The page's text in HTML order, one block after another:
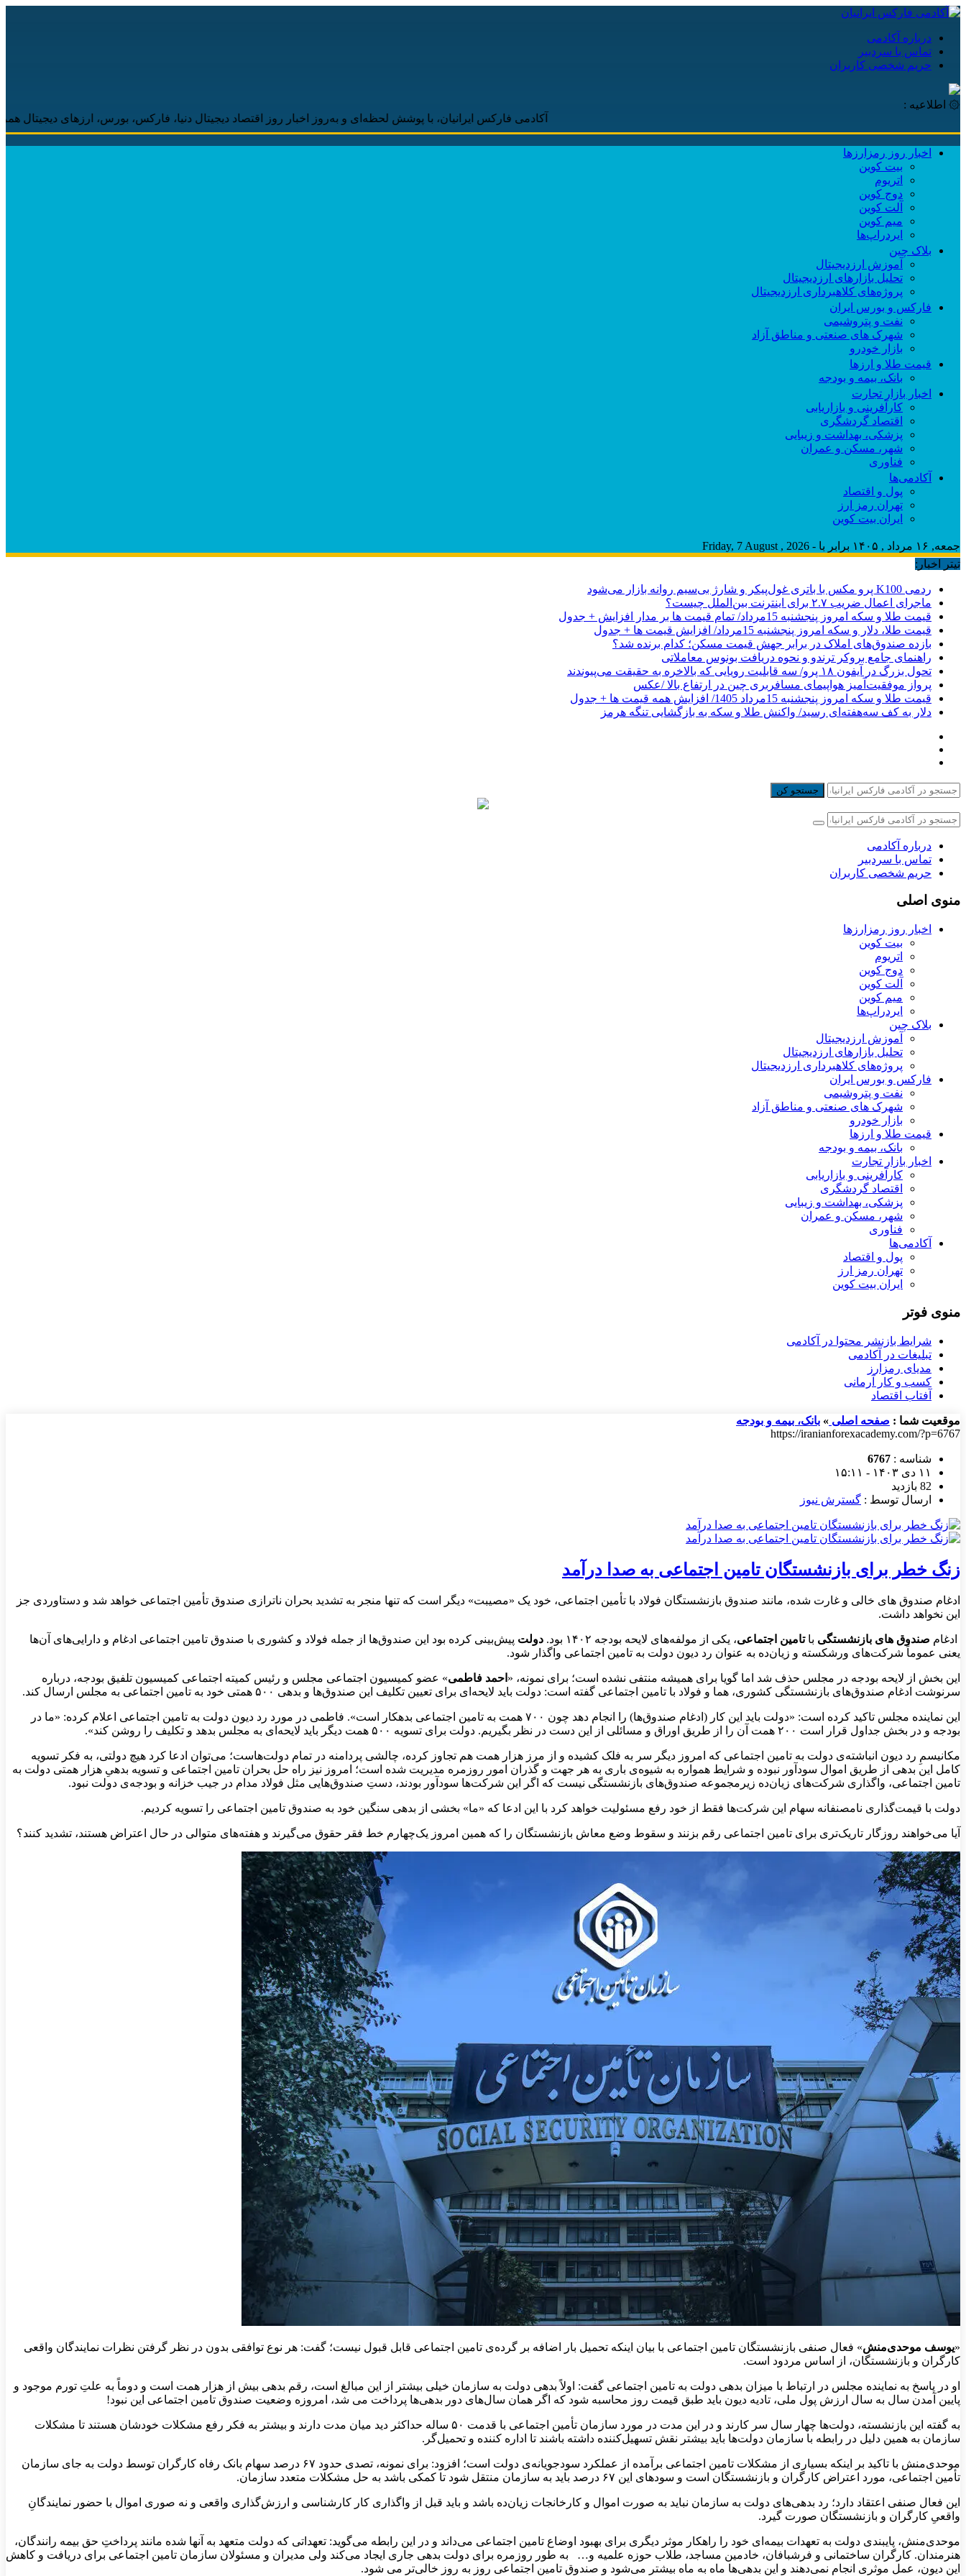
درباره آکادمی
تماس با سردبیر
حریم شخصی کاربران
۞ اطلاعیه :
آکادمی فارکس ایرانیان، با پوشش لحظه‌ای و به‌روز اخبار روز اقتصاد دیجیتال دنیا، فارکس، بورس، ارزهای دیجیتال همراه شما
اخبار روز رمزارزها
بیت کوین
اتریوم
دوج کوین
آلت کوین
میم کوین‌
ایردراپ‌ها
بلاک چین
آموزش ارزدیجیتال
تحلیل بازارهای ارزدیجیتال
پروژه‌های کلاهبرداری ارزدیجیتال
فارکس و بورس ایران
نفت و پتروشیمی
شهرک های صنعتی و مناطق آزاد
بازار خودرو
قیمت طلا و ارزها
بانک، بیمه و بودجه
اخبار بازار تجارت
کارآفرینی و بازاریابی
اقتصاد گردشگری
پزشکی، بهداشت و زیبایی
شهر، مسکن و عمران
فناوری
آکادمی‌ها
پول و اقتصاد
تهران رمز ارز
ایران بیت کوین
جمعه, ۱۶ مرداد , ۱۴۰۵ برابر با - Friday, 7 August , 2026
تیتر اخبار:
ردمی K100 پرو مکس با باتری غول‌پیکر و شارژ بی‌سیم روانه بازار می‌شود
ماجرای اعمال ضریب ۲.۷ برای اینترنت بین‌الملل چیست؟
قیمت طلا و سکه امروز پنجشنبه 15مرداد/ تمام قیمت ها بر مدار افزایش + جدول
قیمت طلا، دلار و سکه امروز پنجشنبه 15مرداد/ افزایش قیمت ها + جدول
بازده صندوق‌های املاک در برابر جهش قیمت مسکن؛ کدام برنده شد؟
راهنمای جامع بروکر ترندو و نحوه دریافت بونوس معاملاتی
تحول بزرگ در آیفون ۱۸ پرو/ سه قابلیت رویایی که بالاخره به حقیقت می‌پیوندند
پرواز موفقیت‌آمیز هواپیمای مسافربری چین در ارتفاع بالا /عکس
قیمت طلا و سکه امروز پنجشنبه 15مرداد 1405/ افزایش همه قیمت ها + جدول
دلار به کف سه‌هفته‌ای رسید/ واکنش طلا و سکه به بازگشایی تنگه هرمز
جستجو کن
درباره آکادمی
تماس با سردبیر
حریم شخصی کاربران
منوی اصلی
اخبار روز رمزارزها
بیت کوین
اتریوم
دوج کوین
آلت کوین
میم کوین‌
ایردراپ‌ها
بلاک چین
آموزش ارزدیجیتال
تحلیل بازارهای ارزدیجیتال
پروژه‌های کلاهبرداری ارزدیجیتال
فارکس و بورس ایران
نفت و پتروشیمی
شهرک های صنعتی و مناطق آزاد
بازار خودرو
قیمت طلا و ارزها
بانک، بیمه و بودجه
اخبار بازار تجارت
کارآفرینی و بازاریابی
اقتصاد گردشگری
پزشکی، بهداشت و زیبایی
شهر، مسکن و عمران
فناوری
آکادمی‌ها
پول و اقتصاد
تهران رمز ارز
ایران بیت کوین
منوی فوتر
شرایط بازنشر محتوا در آکادمی
تبلیغات در آکادمی
مدیای رمزارز
کسب و کار آرمانی
آفتاب اقتصاد
موقعیت شما : صفحه اصلی » بانک، بیمه و بودجه
https://iranianforexacademy.com/?p=6767
شناسه : 6767
۱۱ دی ۱۴۰۳ - ۱۵:۱۱
82 بازدید
ارسال توسط : گسترش نیوز
زنگ خطر برای بازنشستگان تامین اجتماعی به صدا درآمد
ادغام صندوق‌ های خالی و غارت‌ شده، مانند صندوق بازنشستگان فولاد با تأمین اجتماعی، خود یک «مصیبت» دیگر است که تنها منجر به تشدید بحران ناترازی صندوق تأمین اجتماعی خواهد شد و دستاوردی جز
این نخواهد داشت.
ادغام صندوق‌ های بازنشستگی باتامین اجتماعی، یکی از مولفه‌های لایحه بودجه ۱۴۰۲ بود. دولت پیش‌بینی کرده بود این صندوق‌ها از جمله فولاد و کشوری با صندوق تامین اجتماعی ادغام و دارایی‌های آن‌ها
یعنی عموماً شرکت‌های ورشکسته و زیان‌ده به عنوان رد دیون دولت به تامین اجتماعی واگذار شود.
این بخش از لایحه بودجه در مجلس حذف شد اما گویا برای همیشه منتفی نشده است؛ برای نمونه، « احمد فاطمی» عضو کمیسیون اجتماعی مجلس و رئیس کمیته اجتماعی کمیسیون تلفیق بودجه، درباره
سرنوشت ادغام صندوق‌های بازنشستگی کشوری، هما و فولاد با تامین اجتماعی گفته است: دولت باید لایحه‌ای برای تعیین تکلیف این صندوق‌ها و بدهی ۵۰۰ همتی خود به تامین اجتماعی به مجلس ارسال کند.
این نماینده مجلس تاکید کرده است: «دولت باید این کار (ادغام صندوق‌ها) را انجام دهد چون ۷۰۰ همت به تامین اجتماعی بدهکار است». فاطمی در مورد رد دیون دولت به تامین اجتماعی اعلام کرده: «ما در
بودجه و در بخش جداول قرار است ۲۰۰ همت آن را از طریق اوراق و مسائلی از این دست در نظر بگیریم. دولت برای تسویه ۵۰۰ همت دیگر باید لایحه‌ای به مجلس بدهد و تکلیف را روشن کند».
مکانیسمِ رد دیون انباشته‌ی دولت به تامین اجتماعی که امروز دیگر سر به فلک کشیده و از مرز هزار همت هم تجاوز کرده، چالشی پردامنه در تمام دولت‌هاست؛ می‌توان ادعا کرد هیچ دولتی، به فکر تسویه
کامل این بدهی از طریق اموال سودآور نبوده و شرایط همواره به شیوه‌ی باری به هر جهت و گذران امور روزمره مدیریت شده است؛ امروز نیز راه حل بحران تامین اجتماعی و تسویه بدهیِ هزار همتی دولت به
تامین اجتماعی، واگذاری شرکت‌های زیان‌ده زیرمجموعه صندوق‌های بازنشستگی نیست که اگر این شرکت‌ها سودآور بودند، دستِ صندوق‌هایی مثل فولاد مدام در جیب خزانه و بودجه‌ی دولت نبود.
دولت با قیمت‌گذاری نامصنفانه سهام این شرکت‌ها فقط از خود رفع مسئولیت خواهد کرد با این ادعا که «ما» بخشی از بدهی سنگین خود به صندوق تامین اجتماعی را تسویه کردیم.
آیا می‌خواهند روزگار تاریک‌تری برای تامین اجتماعی رقم بزنند و سقوط وضع معاش بازنشستگان را که همین امروز یک‌چهارم خط فقر حقوق می‌گیرند و هفته‌های متوالی در حال اعتراض هستند، تشدید کنند؟
«یوسف موحدی‌منش» فعال صنفی بازنشستگان تامین اجتماعی با بیان اینکه تحمیل بار اضافه بر گرده‌ی تامین اجتماعی قابل قبول نیست؛ گفت: هر نوع توافقی بدون در نظر گرفتن نظرات نمایندگان واقعی
کارگران و بازنشستگان، از اساس مردود است.
او در پاسخ به نماینده مجلس در ارتباط با میزان بدهی دولت به تامین اجتماعی گفت: اولاً بدهی دولت به سازمان خیلی بیشتر از این مبالغ است، رقم بدهی بیش از هزار همت است و دوماً به علتِ تورم موجود و
پایین آمدن سال به سال ارزش پول ملی، تادیه دیون باید طبق قیمت روز محاسبه شود که اگر همان سال‌های دور بدهی‌ها پرداخت می شد، امروزه وضعیت صندوق تامین اجتماعی این نبود!
به گفته این بازنشسته، دولت‌ها چهار سال سر کارند و در این مدت در مورد سازمان‌ تأمین اجتماعی با قدمت ۵۰ ساله حداکثر دید میان مدت دارند و بیشتر به فکر رفع مشکلات خودشان‌ هستند تا مشکلات
سازمان به همین دلیل در رابطه‌ با سازمان دولت‌ها باید بیشتر نقش تسهیل‌کننده داشته باشند تا اداره کننده و تحمیل‌گر.
موحدی‌منش با تاکید بر اینکه بسیاری از مشکلات تامین اجتماعی برآمده از عملکرد سودجویانه‌ی دولت است؛ افزود: برای نمونه، تصدی حدود ۶۷ درصد سهام بانک رفاه کارگران توسط دولت به جای سازمان
تأمین اجتماعی، مورد اعتراض کارگران و بازنشستگان است و سودهای این ۶۷ درصد باید به سازمان منتقل شود تا کمکی باشد به حل مشکلات متعدد سازمان.
این فعال صنفی اعتقاد دارد؛ رد بدهی‌های دولت به سازمان نباید به صورت اموال و کارخانجات زیان‌ده باشد و باید قبل از واگذاری کار کارشناسی و ارزش‌گذاری واقعی و نه صوری اموال با حضور نمایندگانِ
واقعیِ کارگران و بازنشستگان صورت گیرد.
موحدی‌منش، پایبندی دولت به تعهدات بیمه‌ای خود را راهکار موثر دیگری برای بهبود اوضاع تامین اجتماعی می‌داند و در این رابطه می‌گوید: تعهداتی که دولت متعهد به آنها شده مانند پرداختِ حق بیمه رانندگان،
هنرمندان. کارگران ساختمانی و فرشبافان، خادمین مساجد، طلاب حوزه علمیه و… به طور روزمره برای دولت بدهی جاری ایجاد می‌کند ولی مدیران و مسئولان سازمان تامین اجتماعی برای دریافت و کاهش
این دیون، عمل موثری انجام نمی‌دهند و این بدهی‌ها ماه به ماه بیشتر می‌شود و صندوق تامین اجتماعی روز به روز خالی‌تر می ‌شود.